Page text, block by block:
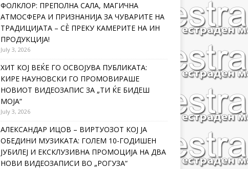
ФОЛКЛОР: ПРЕПОЛНА САЛА, МАГИЧНА
АТМОСФЕРА И ПРИЗНАНИЈА ЗА ЧУВАРИТЕ НА
ТРАДИЦИЈАТА – СÈ ПРЕКУ КАМЕРИТЕ НА ИН
ПРОДУКЦИЈА!
July 3, 2026
ХИТ КОЈ ВЕЌЕ ГО ОСВОЈУВА ПУБЛИКАТА:
КИРЕ НАУНОВСКИ ГО ПРОМОВИРАШЕ
НОВИОТ ВИДЕОЗАПИС ЗА „ТИ ЌЕ БИДЕШ
МОЈА“
July 3, 2026
АЛЕКСАНДАР ИЦОВ – ВИРТУОЗОТ КОЈ ЈА
ОБЕДИНИ МУЗИКАТА: ГОЛЕМ 10-ГОДИШЕН
ЈУБИЛЕЈ И ЕКСКЛУЗИВНА ПРОМОЦИЈА НА ДВА
НОВИ ВИДЕОЗАПИСИ ВО „РОГУЗА“